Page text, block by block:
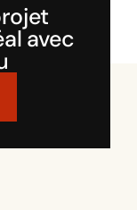
avec